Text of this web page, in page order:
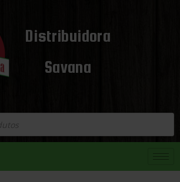
Distribuidora
Savana